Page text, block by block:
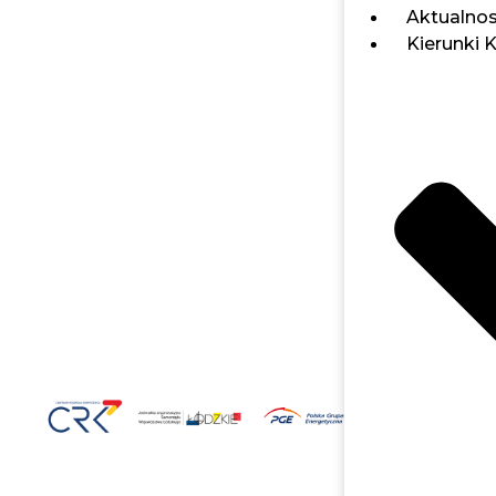
Kierunki